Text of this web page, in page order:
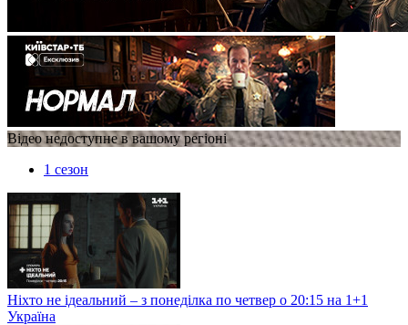
Відео недоступне в вашому регіоні
1 сезон
Ніхто не ідеальний – з понеділка по четвер о 20:15 на 1+1
Україна